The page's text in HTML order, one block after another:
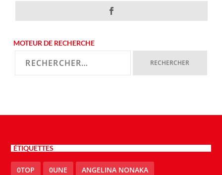
MOTEUR DE RECHERCHE
ÉTIQUETTES
0TOP 0UNE ANGELINA NONAKA